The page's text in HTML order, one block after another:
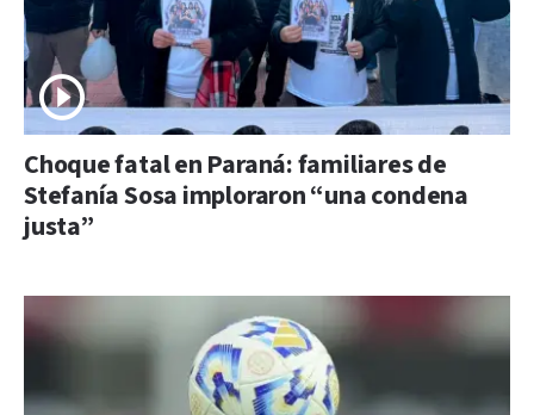
Choque fatal en Paraná: familiares de
Stefanía Sosa imploraron “una condena
justa”